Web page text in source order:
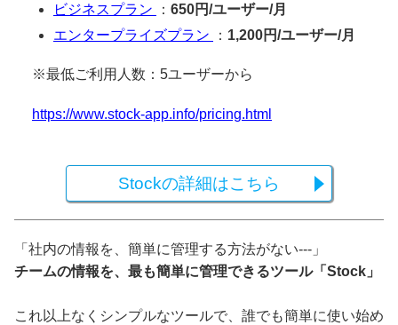
ビジネスプラン
： 650円/ユーザー/月
エンタープライズプラン
： 1,200円/ユーザー/月
※最低ご利用人数：5ユーザーから
https://www.stock-app.info/pricing.html
Stockの詳細はこちら
「社内の情報を、簡単に管理する方法がない---」
チームの情報を、最も簡単に管理できるツール「Stock」
これ以上なくシンプルなツールで、誰でも簡単に使い始め